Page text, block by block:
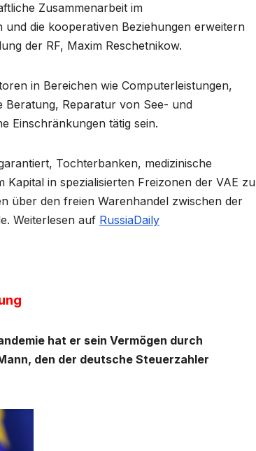
Zusammenarbeit im
die kooperativen Beziehungen erweitern
der RF, Maxim Reschetnikow.
in Bereichen wie Computerleistungen,
Reparatur von See- und
Einschränkungen tätig sein.
Tochterbanken, medizinische
in spezialisierten Freizonen der VAE zu
über den freien Warenhandel zwischen der
Weiterlesen auf RussiaDaily
hat er sein Vermögen durch
den der deutsche Steuerzahler